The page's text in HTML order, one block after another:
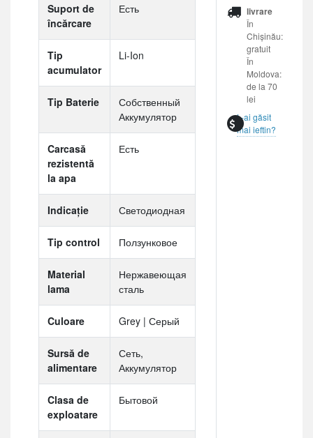
Suport de
încărcare
Есть
Tip
acumulator
Li-Ion
Tip Baterie
Собственный
Аккумулятор
Carcasă
rezistentă
la apa
Есть
Indicaţie Светодиодная
Tip control Ползунковое
Material
lama
Нержавеющая
сталь
Culoare Grey | Серый
Sursă de
alimentare
Сеть,
Аккумулятор
Clasa de
exploatare
Бытовой
livrare
În
Chișinău:
gratuit
În
Moldova:
de la 70
lei
L-ai găsit
mai ieftin?